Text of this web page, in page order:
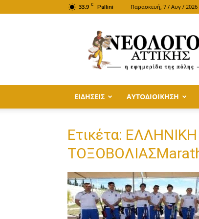
33.9 C Pallini Παρασκευή, 7 / Αυγ / 2026
ΑΤΤΙΚΗΣ
ΕΙΔΗΣΕΙΣ ΑΥΤΟΔΙΟΙΚΗΣΗ
Ετικέτα: